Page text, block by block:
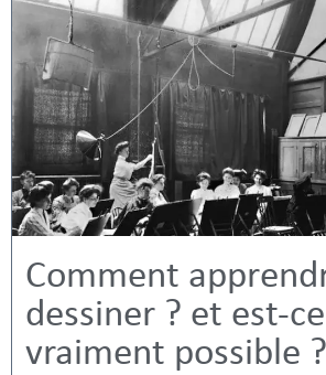
Comment
dessiner ? et est-ce
vraiment possible ?